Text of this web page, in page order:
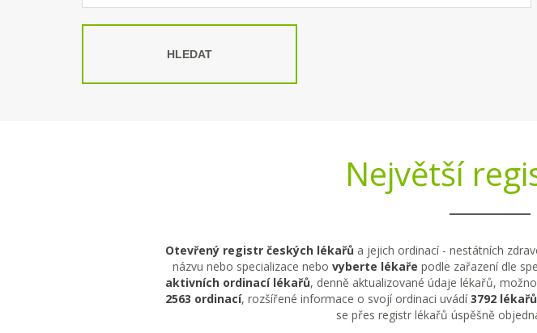
HLEDAT
Největší
Otevřený registr českých lékařů a jejich ordinací - nestátních
názvu nebo specializace nebo vyberte lékaře podle zařazení dle
aktivních ordinací lékařů, denně aktualizované údaje lékařů,
2563 ordinací, rozšířené informace o svojí ordinaci uvádí3792 lékařů
se přes registr lékařů úspěšně